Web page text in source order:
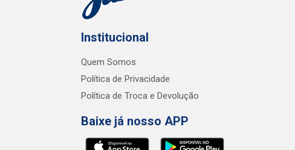
Institucional
Quem Somos
Política de Privacidade
Política de Troca e Devolução
Baixe já nosso APP